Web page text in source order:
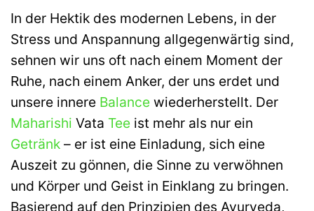
In der Hektik des modernen Lebens, in der
Stress und Anspannung allgegenwärtig sind,
sehnen wir uns oft nach einem Moment der
Ruhe, nach einem Anker, der uns erdet und
unsere innere Balance wiederherstellt. Der
Maharishi Vata Tee ist mehr als nur ein
Getränk – er ist eine Einladung, sich eine
Auszeit zu gönnen, die Sinne zu verwöhnen
und Körper und Geist in Einklang zu bringen.
Basierend auf den Prinzipien des Ayurveda,